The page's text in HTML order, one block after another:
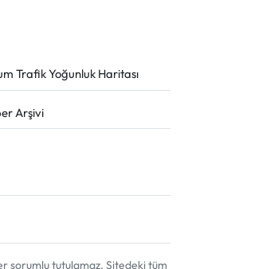
Trafik Yoğunluk Haritası
Arşivi
sorumlu tutulamaz. Sitedeki tüm